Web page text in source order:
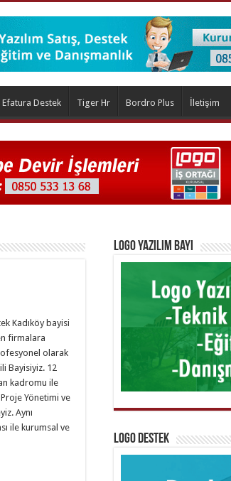
Efatura Destek Tiger Hr Bordro Plus İletişim
Kadıköy bayisi
firmalara
olarak
Bayisiyiz. 12
kadromu ile
Proje Yönetimi ve
Aynı
ile kurumsal ve
Logo Yazılım Bayi
Logo Destek